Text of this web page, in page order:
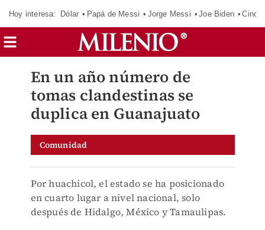
Hoy interesa: Dólar Papá de Messi Jorge Messi Joe Biden
En un año número de
tomas clandestinas se
duplica en Guanajuato
Comunidad
Por huachicol, el estado se ha posicionado
en cuarto lugar a nivel nacional, solo
después de Hidalgo, México y Tamaulipas.